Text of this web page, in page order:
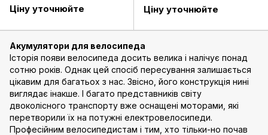
(12в 14Аг)
Ціну уточнюйте
(12в 15Аг)
Ціну уточнюйте
Акумулятори для велосипеда
Історія появи велосипеда досить велика і налічує понад
сотню років. Однак цей спосіб пересування залишається
цікавим для багатьох з нас. Звісно, його конструкція нині
виглядає інакше. І багато представників світу
двоколісного транспорту вже оснащені моторами, які
перетворили їх на потужні електровелосипеди.
Професійним велосипедистам і тим, хто тільки-но почав